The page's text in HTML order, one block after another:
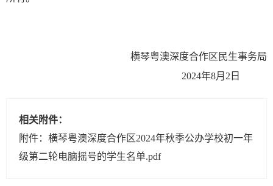
横琴粤澳深度合作区民生事务局
2024年8月2日
相关附件：
附件：横琴粤澳深度合作区2024年秋季公办学校初一年
级第二轮电脑摇号的学生名单.pdf